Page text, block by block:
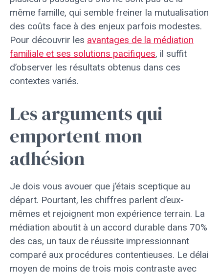
même famille, qui semble freiner la mutualisation
des coûts face à des enjeux parfois modestes.
Pour découvrir les avantages de la médiation
familiale et ses solutions pacifiques, il suffit
d’observer les résultats obtenus dans ces
contextes variés.
Les arguments qui
emportent mon
adhésion
Je dois vous avouer que j’étais sceptique au
départ. Pourtant, les chiffres parlent d’eux-
mêmes et rejoignent mon expérience terrain. La
médiation aboutit à un accord durable dans 70%
des cas, un taux de réussite impressionnant
comparé aux procédures contentieuses. Le délai
moyen de moins de trois mois contraste avec